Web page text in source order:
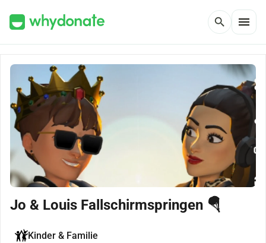
search menu
Jo & Louis Fallschirmspringen 🪂
Kinder & Familie